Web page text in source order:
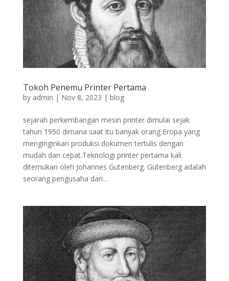
Tokoh Penemu Printer Pertama
by admin | Nov 8, 2023 | blog
sejarah perkembangan mesin printer dimulai sejak
tahun 1950 dimana saat itu banyak orang Eropa yang
menginginkan produksi dokumen tertulis dengan
mudah dan cepat.Teknologi printer pertama kali
ditemukan oleh Johannes Gutenberg. Gutenberg adalah
seorang pengusaha dari...